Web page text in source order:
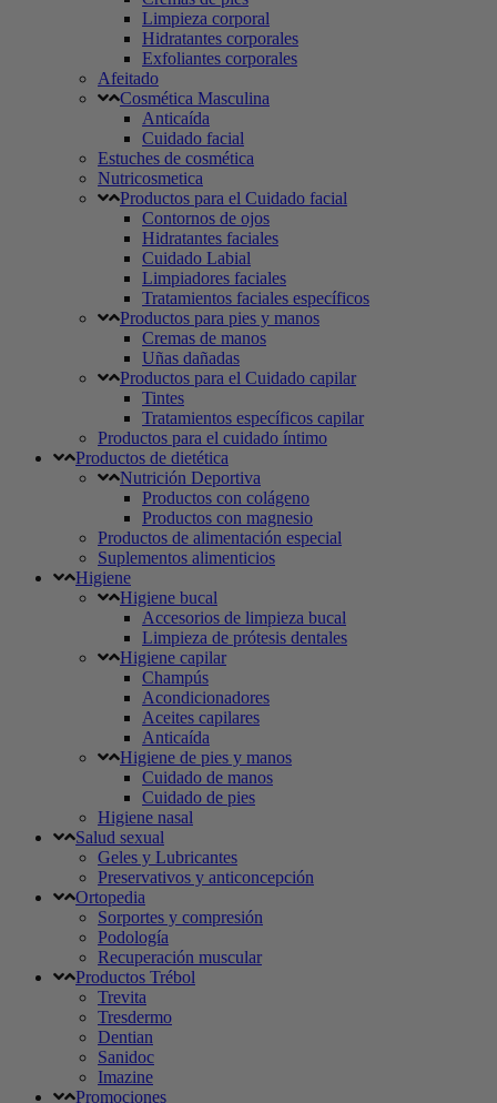
Limpieza corporal
Hidratantes corporales
Exfoliantes corporales
Afeitado
Cosmética Masculina
Anticaída
Cuidado facial
Estuches de cosmética
Nutricosmetica
Productos para el Cuidado facial
Contornos de ojos
Hidratantes faciales
Cuidado Labial
Limpiadores faciales
Tratamientos faciales específicos
Productos para pies y manos
Cremas de manos
Uñas dañadas
Productos para el Cuidado capilar
Tintes
Tratamientos específicos capilar
Productos para el cuidado íntimo
Productos de dietética
Nutrición Deportiva
Productos con colágeno
Productos con magnesio
Productos de alimentación especial
Suplementos alimenticios
Higiene
Higiene bucal
Accesorios de limpieza bucal
Limpieza de prótesis dentales
Higiene capilar
Champús
Acondicionadores
Aceites capilares
Anticaída
Higiene de pies y manos
Cuidado de manos
Cuidado de pies
Higiene nasal
Salud sexual
Geles y Lubricantes
Preservativos y anticoncepción
Ortopedia
Sorportes y compresión
Podología
Recuperación muscular
Productos Trébol
Trevita
Tresdermo
Dentian
Sanidoc
Imazine
Promociones